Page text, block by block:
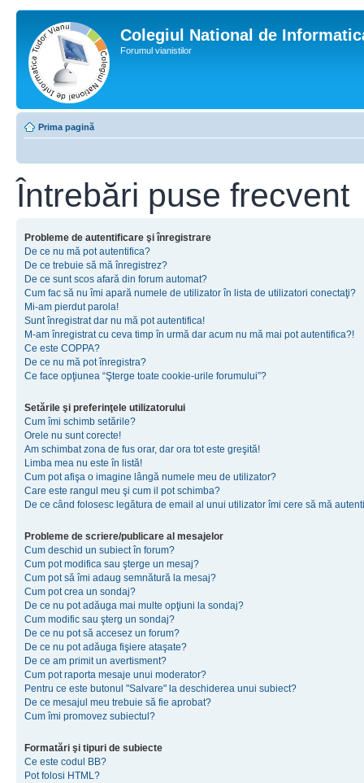
Colegiul National de
Forumul vianistilor
Prima pagină
Întrebări puse frecvent
Probleme de autentificare şi înregistrare
De ce nu mă pot autentifica?
De ce trebuie să mă înregistrez?
De ce sunt scos afară din forum automat?
Cum fac să nu îmi apară numele de utilizator în lista de utilizatori conectaţi?
Mi-am pierdut parola!
Sunt înregistrat dar nu mă pot autentifica!
M-am înregistrat cu ceva timp în urmă dar acum nu mă mai pot autentifica?!
Ce este COPPA?
De ce nu mă pot înregistra?
Ce face opţiunea “Şterge toate cookie-urile forumului”?
Setările şi preferinţele utilizatorului
Cum îmi schimb setările?
Orele nu sunt corecte!
Am schimbat zona de fus orar, dar ora tot este greşită!
Limba mea nu este în listă!
Cum pot afişa o imagine lângă numele meu de utilizator?
Care este rangul meu şi cum il pot schimba?
De ce când folosesc legătura de email al unui utilizator îmi cere să mă
Probleme de scriere/publicare al mesajelor
Cum deschid un subiect în forum?
Cum pot modifica sau şterge un mesaj?
Cum pot să îmi adaug semnătură la mesaj?
Cum pot crea un sondaj?
De ce nu pot adăuga mai multe opţiuni la sondaj?
Cum modific sau şterg un sondaj?
De ce nu pot să accesez un forum?
De ce nu pot adăuga fişiere ataşate?
De ce am primit un avertisment?
Cum pot raporta mesaje unui moderator?
Pentru ce este butonul "Salvare" la deschiderea unui subiect?
De ce mesajul meu trebuie să fie aprobat?
Cum îmi promovez subiectul?
Formatări şi tipuri de subiecte
Ce este codul BB?
Pot folosi HTML?